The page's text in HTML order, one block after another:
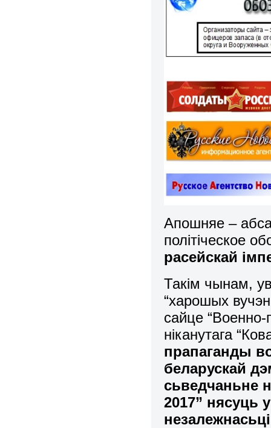
Апошняе –
політіческое
расейскай
Такім чынам,
“харошых
сайце “Военно-
ніканутага
прапаганды
беларускай
сьведчаньне
2017” нясуць